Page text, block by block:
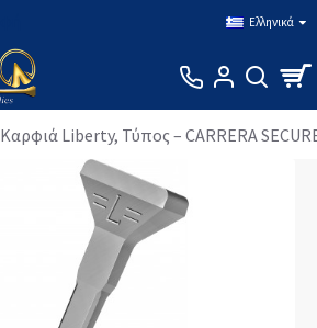
Ελληνικά
Καρφιά Liberty, Τύπος – CARRERA